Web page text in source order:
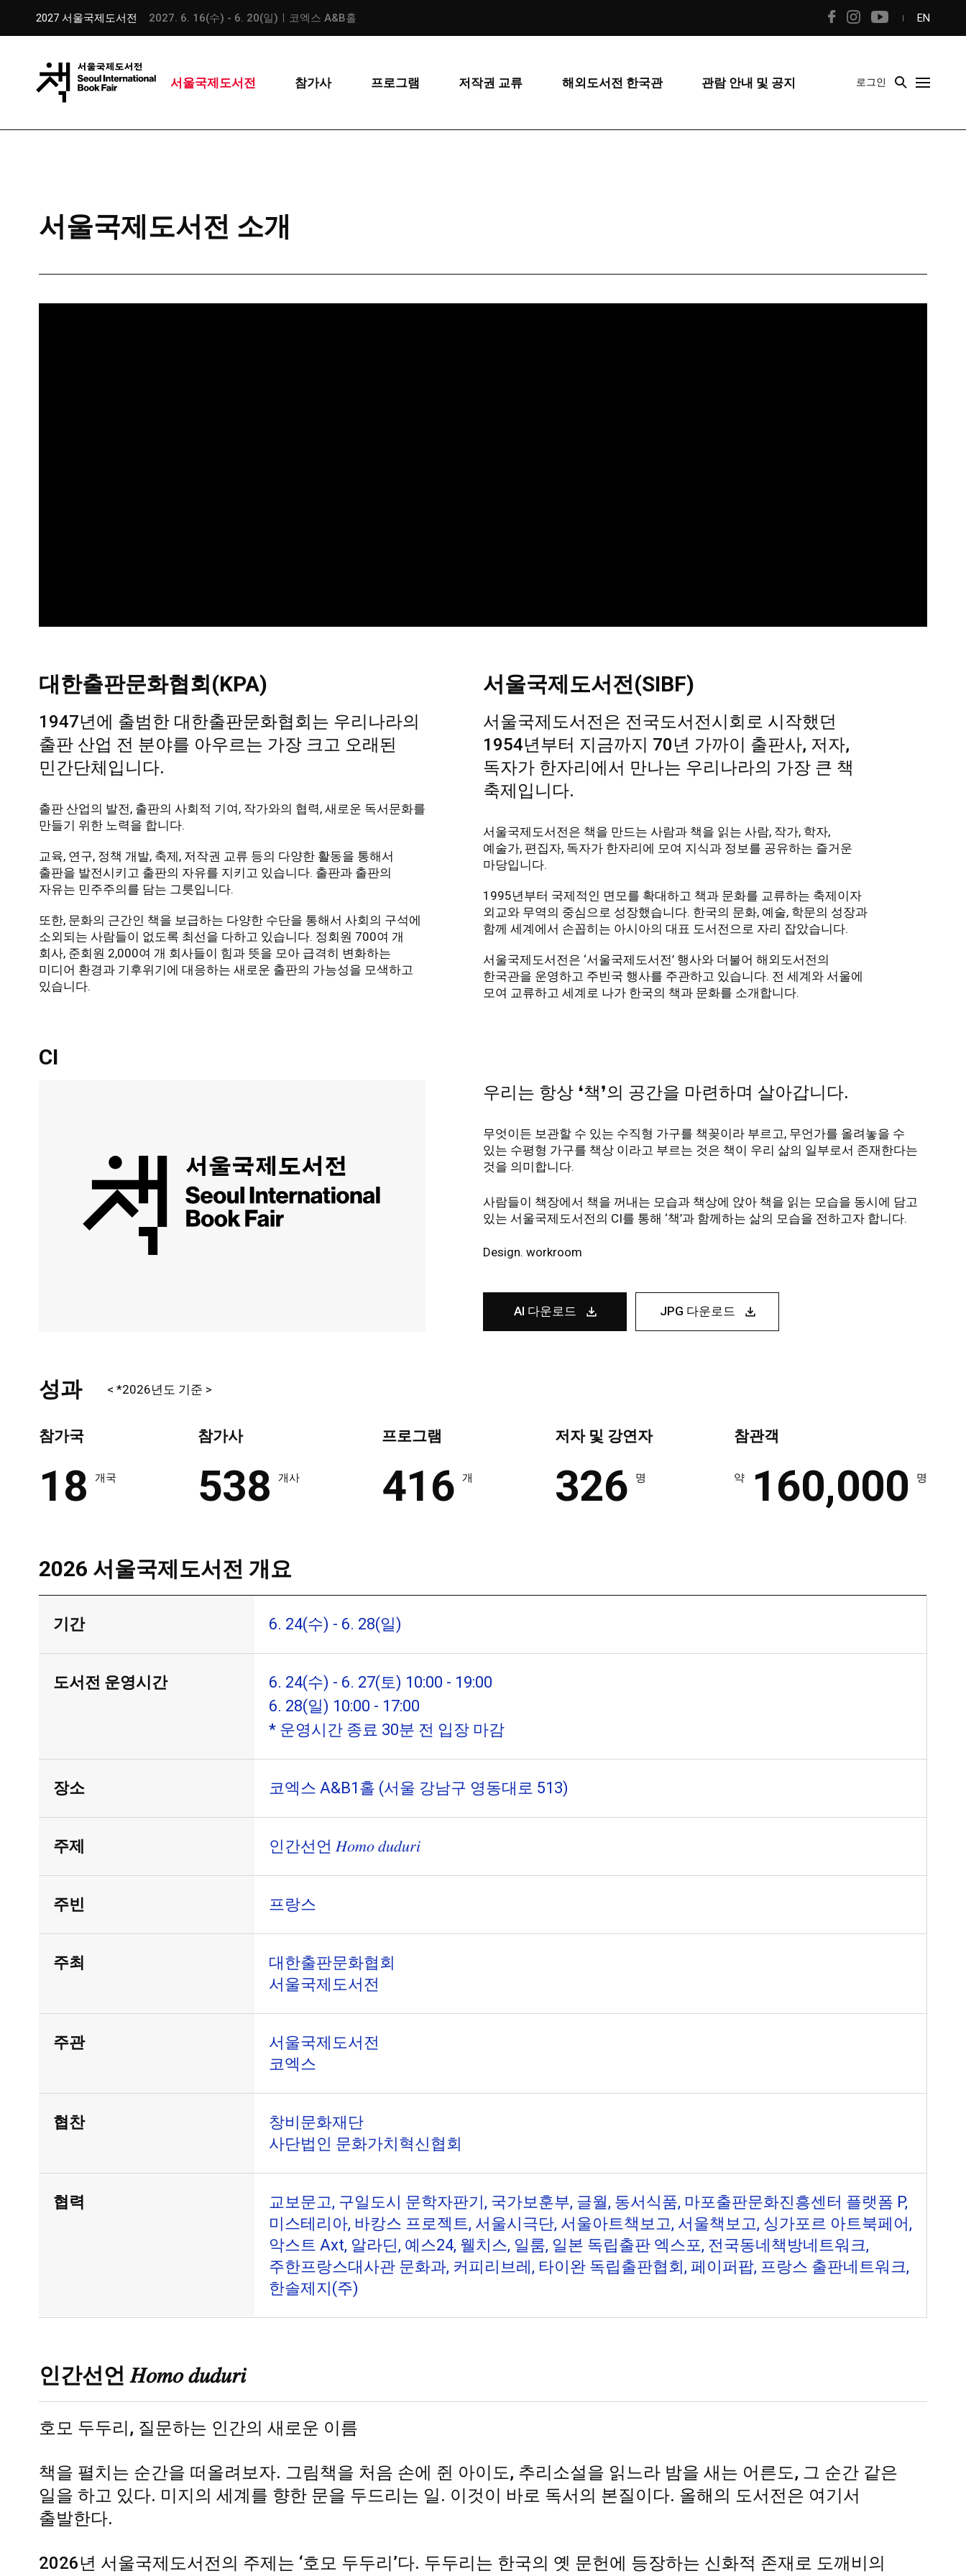
2027 서울국제도서전 2027. 6. 16(수) - 6. 20(일)ㅣ코엑스 A&B홀 EN
서울국제도서전 참가사 프로그램 저작권 교류 해외도서전 한국관 관람 안내 및 공지 로그인
서울국제도서전 소개
대한출판문화협회(KPA)
1947년에 출범한 대한출판문화협회는 우리나라의
출판 산업 전 분야를 아우르는 가장 크고 오래된
민간단체입니다.
출판 산업의 발전, 출판의 사회적 기여, 작가와의 협력, 새로운 독서문화를
만들기 위한 노력을 합니다.
교육, 연구, 정책 개발, 축제, 저작권 교류 등의 다양한 활동을 통해서
출판을 발전시키고 출판의 자유를 지키고 있습니다. 출판과 출판의
자유는 민주주의를 담는 그릇입니다.
또한, 문화의 근간인 책을 보급하는 다양한 수단을 통해서 사회의 구석에
소외되는 사람들이 없도록 최선을 다하고 있습니다. 정회원 700여 개
회사, 준회원 2,000여 개 회사들이 힘과 뜻을 모아 급격히 변화하는
미디어 환경과 기후위기에 대응하는 새로운 출판의 가능성을 모색하고
있습니다.
서울국제도서전(SIBF)
서울국제도서전은 전국도서전시회로 시작했던
1954년부터 지금까지 70년 가까이 출판사, 저자,
독자가 한자리에서 만나는 우리나라의 가장 큰 책
축제입니다.
서울국제도서전은 책을 만드는 사람과 책을 읽는 사람, 작가, 학자,
예술가, 편집자, 독자가 한자리에 모여 지식과 정보를 공유하는 즐거운
마당입니다.
1995년부터 국제적인 면모를 확대하고 책과 문화를 교류하는 축제이자
외교와 무역의 중심으로 성장했습니다. 한국의 문화, 예술, 학문의 성장과
함께 세계에서 손꼽히는 아시아의 대표 도서전으로 자리 잡았습니다.
서울국제도서전은 ‘서울국제도서전’ 행사와 더불어 해외도서전의
한국관을 운영하고 주빈국 행사를 주관하고 있습니다. 전 세계와 서울에
모여 교류하고 세계로 나가 한국의 책과 문화를 소개합니다.
CI
우리는 항상 ❛책❜의 공간을 마련하며 살아갑니다.
무엇이든 보관할 수 있는 수직형 가구를 책꽂이라 부르고, 무언가를 올려놓을 수
있는 수평형 가구를 책상 이라고 부르는 것은 책이 우리 삶의 일부로서 존재한다는
것을 의미합니다.
사람들이 책장에서 책을 꺼내는 모습과 책상에 앉아 책을 읽는 모습을 동시에 담고
있는 서울국제도서전의 CI를 통해 ‘책’과 함께하는 삶의 모습을 전하고자 합니다.
Design. workroom
AI 다운로드 JPG 다운로드
성과 < *2026년도 기준 >
참가국
18 개국
참가사
538 개사
프로그램
416 개
저자 및 강연자
326 명
참관객
약 160,000 명
2026 서울국제도서전 개요
기간 6. 24(수) - 6. 28(일)
도서전 운영시간
6. 24(수) - 6. 27(토) 10:00 - 19:00
6. 28(일) 10:00 - 17:00
* 운영시간 종료 30분 전 입장 마감
장소 코엑스 A&B1홀 (서울 강남구 영동대로 513)
주제 인간선언 𝐻𝑜𝑚𝑜 𝑑𝑢𝑑𝑢𝑟𝑖
주빈 프랑스
주최
대한출판문화협회
서울국제도서전
주관
서울국제도서전
코엑스
협찬
창비문화재단
사단법인 문화가치혁신협회
협력
교보문고, 구일도시 문학자판기, 국가보훈부, 글월, 동서식품, 마포출판문화진흥센터 플랫폼 P,
미스테리아, 바캉스 프로젝트, 서울시극단, 서울아트책보고, 서울책보고, 싱가포르 아트북페어,
악스트 Axt, 알라딘, 예스24, 웰치스, 일룸, 일본 독립출판 엑스포, 전국동네책방네트워크,
주한프랑스대사관 문화과, 커피리브레, 타이완 독립출판협회, 페이퍼팝, 프랑스 출판네트워크,
한솔제지(주)
인간선언 𝐻𝑜𝑚𝑜 𝑑𝑢𝑑𝑢𝑟𝑖
호모 두두리, 질문하는 인간의 새로운 이름
책을 펼치는 순간을 떠올려보자. 그림책을 처음 손에 쥔 아이도, 추리소설을 읽느라 밤을 새는 어른도, 그 순간 같은
일을 하고 있다. 미지의 세계를 향한 문을 두드리는 일. 이것이 바로 독서의 본질이다. 올해의 도서전은 여기서
출발한다.
2026년 서울국제도서전의 주제는 ‘호모 두두리’다. 두두리는 한국의 옛 문헌에 등장하는 신화적 존재로 도깨비의